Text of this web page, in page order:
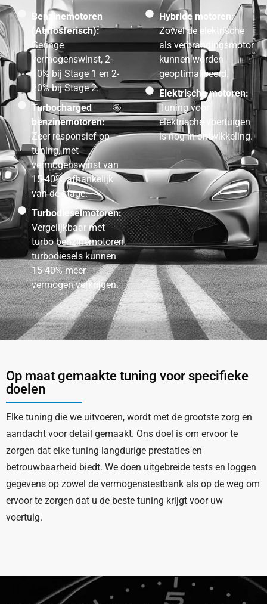
Benzinemotoren
(Atmosferisch):
Geringe
vermogenswinst, 2-
10% bij Stage 1 en 2-
20% bij Stage 2.
Turbocharged
benzinemotoren:
Zeer responsief op
tuning, met
vermogenswinst van
15-40%, afhankelijk
van de stage.
Turbodieselmotoren:
Vergelijkbaar met
turbo benzinemotoren,
turbodiesels kunnen
15-40% meer
vermogen verkrijgen.
Hybride motoren:
Zowel de elektrische
als verbrandingsmotor
kunnen worden
geoptimaliseerd.
Elektrische motoren:
Tuning voor
elektrische voertuigen
is nog in ontwikkeling.
Op maat gemaakte tuning voor specifieke
doelen
Elke tuning die we uitvoeren, wordt met de grootste zorg en
aandacht voor detail gemaakt. Ons doel is om ervoor te
zorgen dat elke tuning langdurige prestaties en
betrouwbaarheid biedt. We doen uitgebreide tests en loggen
gegevens op zowel de vermogenstestbank als op de weg om
ervoor te zorgen dat u de beste tuning krijgt voor uw
voertuig.